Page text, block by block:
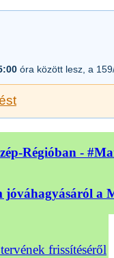
óra között lesz, a
Régióban -
a
frissítéséről